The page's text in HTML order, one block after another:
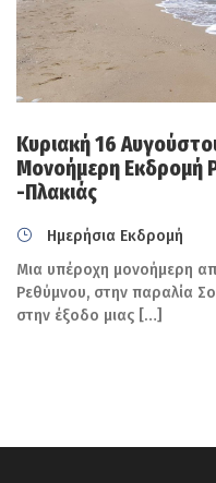
Κυριακή 16
Μονοήμερη Εκδρομή
-Πλακιάς
Ημερήσια Εκδρομή
Μια υπέροχη μονοήμερη
Ρεθύμνου, στην παραλία
στην έξοδο μιας […]